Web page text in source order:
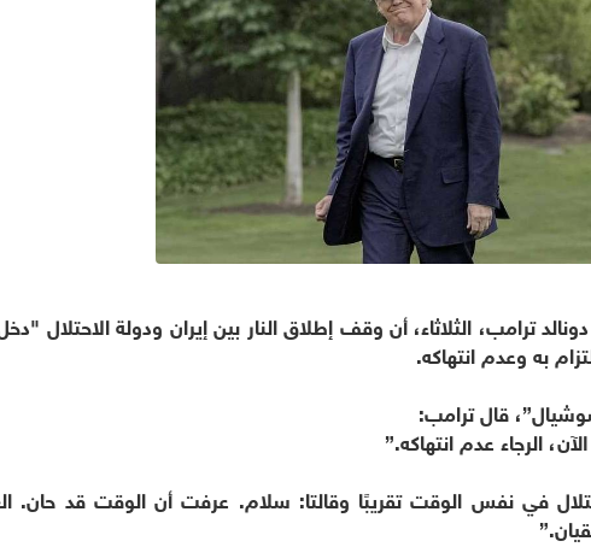
ترامب، الثلاثاء، أن وقف إطلاق النار بين إيران ودولة الاحتلال
به وعدم انتهاكه.
قال ترامب:
الرجاء عدم انتهاكه.”
في نفس الوقت تقريبًا وقالتا: سلام. عرفت أن الوقت قد حان.